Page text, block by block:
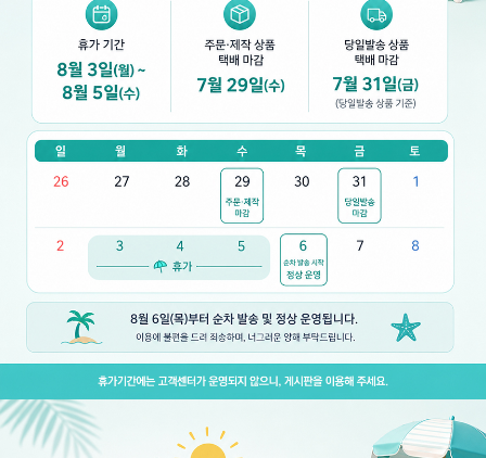
👍 네, 도움 됐어요 👎 아뇨, 아쉬워요